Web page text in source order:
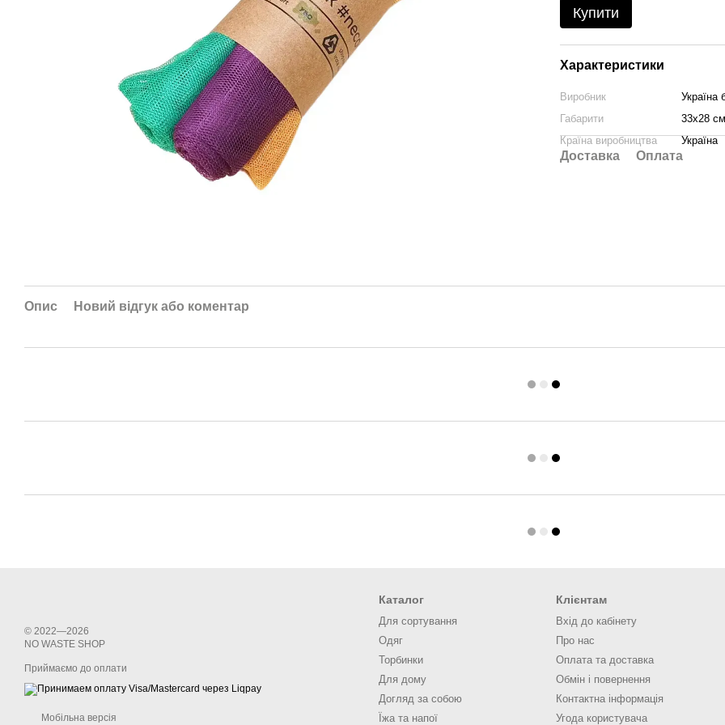
Купити
Характеристики
Виробник
Україна
Габарити
33х28
Країна виробництва
Україна
Доставка Оплата
Опис Новий відгук або коментар
© 2022—2026
NО WASTE SHOP
Приймаємо до оплати
Мобільна версія
Каталог
Для сортування
Одяг
Торбинки
Для дому
Догляд за собою
Їжа та напої
Клієнтам
Вхід до кабінету
Про нас
Оплата та доставка
Обмін і повернення
Контактна інформація
Угода користувача